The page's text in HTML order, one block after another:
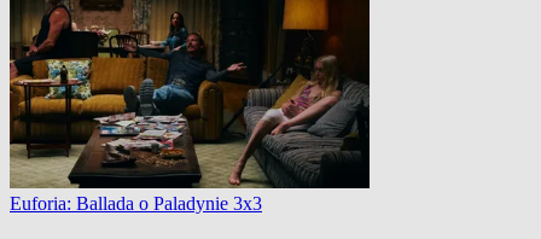
Euforia: Ballada o Paladynie 3x3